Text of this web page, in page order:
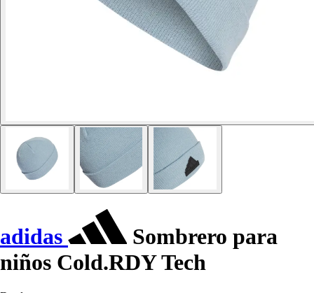
adidas
Sombrero para
niños Cold.RDY Tech